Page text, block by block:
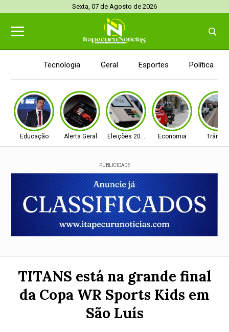
Sexta, 07 de Agosto de 2026
Tecnologia Geral Esportes Política
Educação Alerta Geral Eleições 2026 Economia
PUBLICIDADE
TITANS está na grande final
da Copa WR Sports Kids em
São Luís